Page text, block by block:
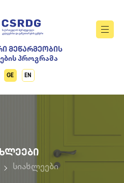
ᲛᲔᲬᲐᲠᲛᲔᲝᲑᲘᲡ
პროგრამა
GE EN
სიახლეები